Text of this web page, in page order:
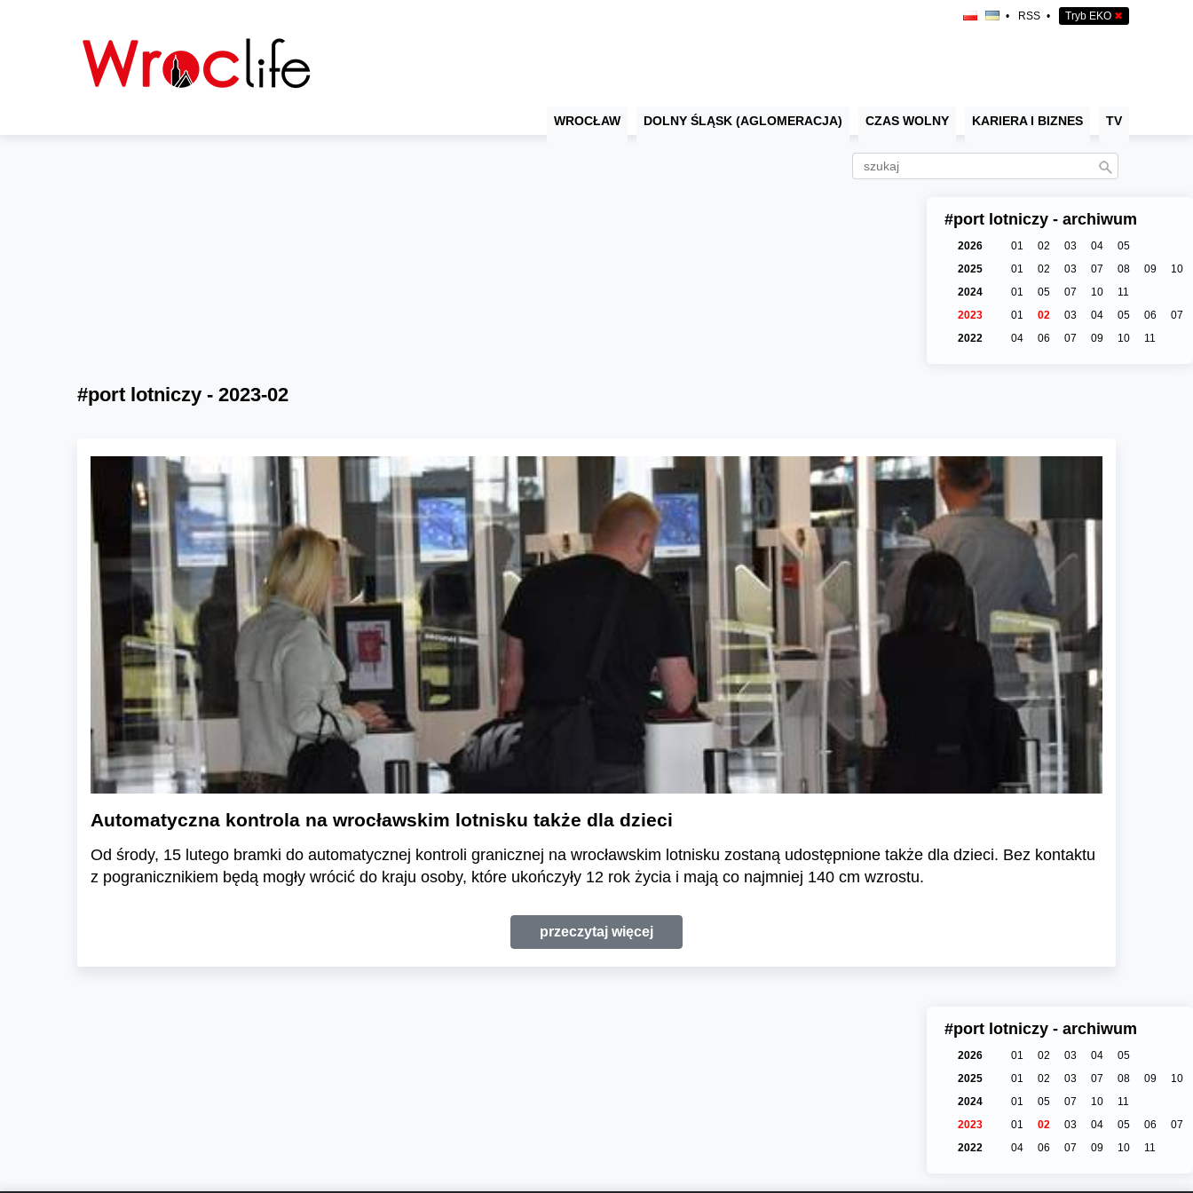
• RSS • Tryb EKO ✖
WROCŁAW DOLNY ŚLĄSK (AGLOMERACJA) CZAS WOLNY KARIERA I BIZNES TV
#port lotniczy - archiwum
2026 01 02 03 04
05
2025
01 02 03 07 08 09
10
2024
01 05 07 10
11
2023
01 02 03 04 05 06
07
2022
04 06 07 09 10 11
#port lotniczy - 2023-02
Automatyczna kontrola na wrocławskim lotnisku także dla dzieci
Od środy, 15 lutego bramki do automatycznej kontroli granicznej na wrocławskim lotnisku zostaną udostępnione także dla dzieci. Bez kontaktu
z pogranicznikiem będą mogły wrócić do kraju osoby, które ukończyły 12 rok życia i mają co najmniej 140 cm wzrostu.
przeczytaj więcej
#port lotniczy - archiwum
2026 01 02 03 04
05
2025
01 02 03 07 08 09
10
2024
01 05 07 10
11
2023
01 02 03 04 05 06
07
2022
04 06 07 09 10 11